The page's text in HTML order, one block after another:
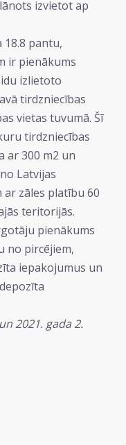
izvietot ap
pantu,
ir pienākums
izlietoto
tirdzniecības
vietas tuvumā. Šī
tirdzniecības
ar 300 m2 un
Latvijas
zāles platību 60
teritorijās.
pienākums
no pircējiem,
iepakojumus un
2021. gada 2.